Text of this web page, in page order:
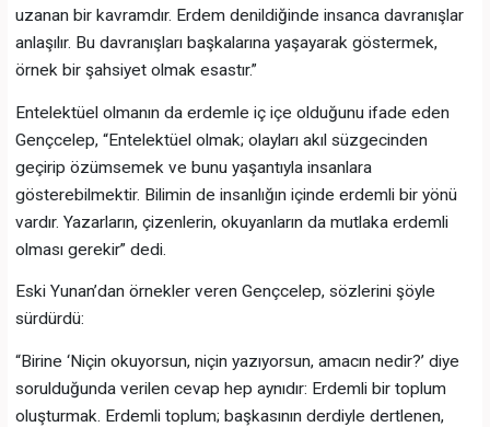
uzanan bir kavramdır. Erdem denildiğinde insanca davranışlar
anlaşılır. Bu davranışları başkalarına yaşayarak göstermek,
örnek bir şahsiyet olmak esastır.”
Entelektüel olmanın da erdemle iç içe olduğunu ifade eden
Gençcelep, “Entelektüel olmak; olayları akıl süzgecinden
geçirip özümsemek ve bunu yaşantıyla insanlara
gösterebilmektir. Bilimin de insanlığın içinde erdemli bir yönü
vardır. Yazarların, çizenlerin, okuyanların da mutlaka erdemli
olması gerekir” dedi.
Eski Yunan’dan örnekler veren Gençcelep, sözlerini şöyle
sürdürdü:
“Birine ‘Niçin okuyorsun, niçin yazıyorsun, amacın nedir?’ diye
sorulduğunda verilen cevap hep aynıdır: Erdemli bir toplum
oluşturmak. Erdemli toplum; başkasının derdiyle dertlenen,